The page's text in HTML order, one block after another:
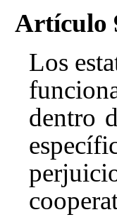
Artículo
Los
dentro